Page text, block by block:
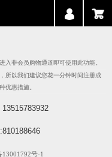
入非会员购物通道即可使用此功能。
所以我们建议您花一分钟时间注册成
优惠措施。
13001792号-1